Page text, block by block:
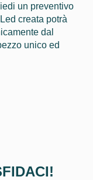
un preventivo
creata potrà
dal
unico ed